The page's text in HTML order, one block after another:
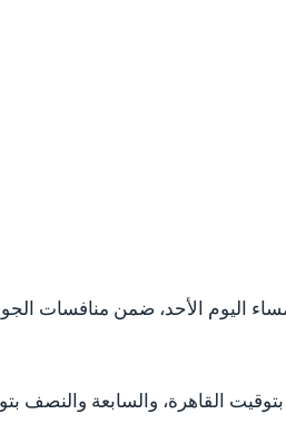
القاهرة، والسابعة والنصف